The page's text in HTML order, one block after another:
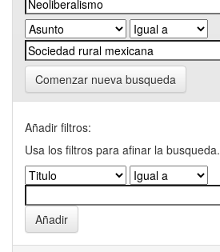
Comenzar nueva busqueda
Añadir filtros:
Usa los filtros para afinar la busqueda.